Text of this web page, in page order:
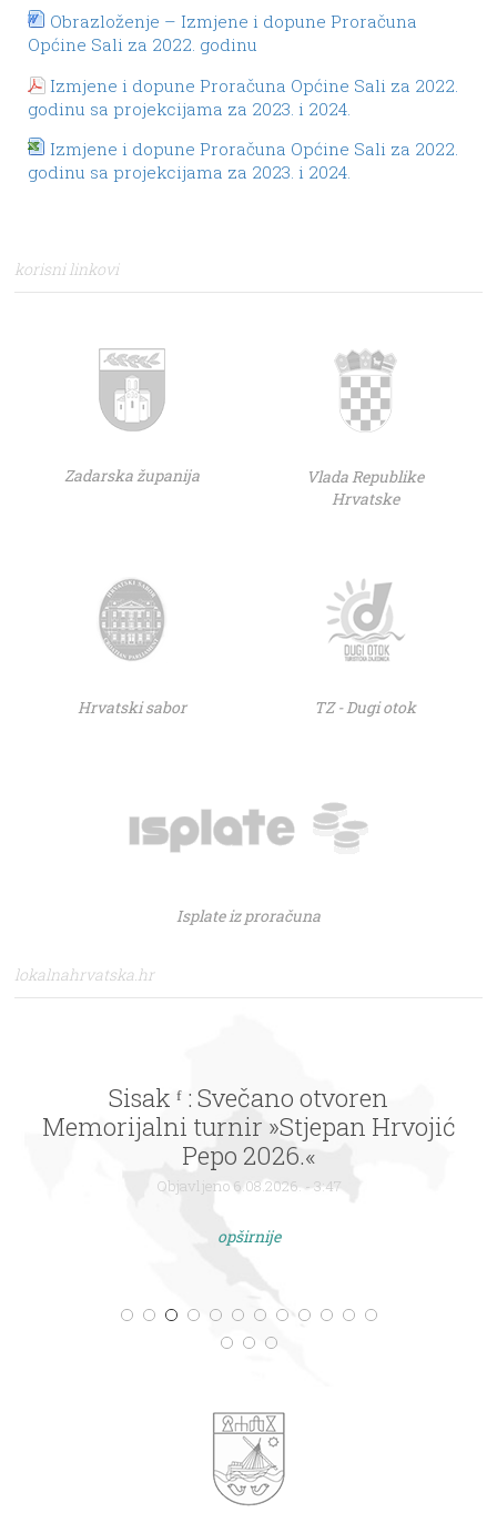
Obrazloženje – Izmjene i dopune Proračuna
Općine Sali za 2022. godinu
Izmjene i dopune Proračuna Općine Sali za 2022.
godinu sa projekcijama za 2023. i 2024.
Izmjene i dopune Proračuna Općine Sali za 2022.
godinu sa projekcijama za 2023. i 2024.
korisni linkovi
Zadarska županija
Vlada Republike
Hrvatske
Hrvatski sabor TZ - Dugi otok
Isplate iz proračuna
lokalnahrvatska.hr
Sisak ᶠ : Svečano otvoren
Memorijalni turnir »Stjepan Hrvojić
Pepo 2026.«
Objavljeno 6.08.2026. - 3:47
opširnije